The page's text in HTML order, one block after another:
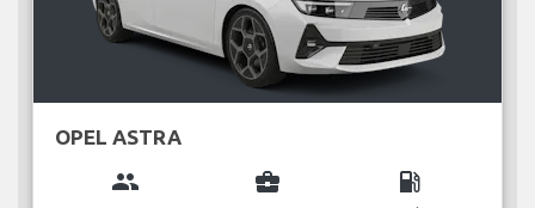
OPEL ASTRA
group business_center local_gas_station